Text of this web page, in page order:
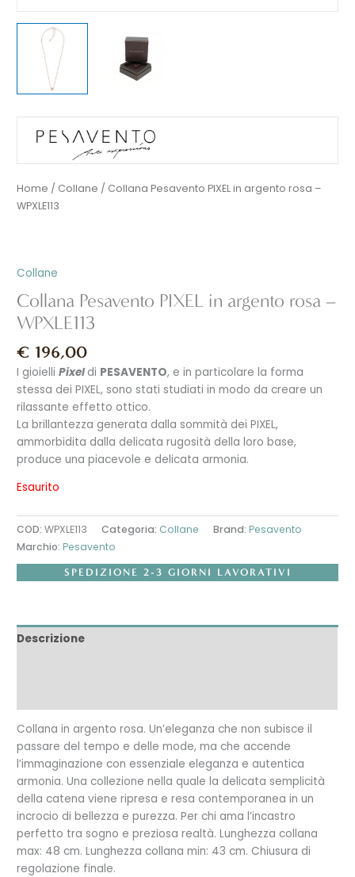
Home / Collane / Collana Pesavento PIXEL in argento rosa –
WPXLE113
Collane
Collana Pesavento PIXEL in argento rosa –
WPXLE113
€ 196,00
I gioielliPixeldi PESAVENTO, e in particolare la forma
stessa dei PIXEL, sono stati studiati in modo da creare un
rilassante effetto ottico.
La brillantezza generata dalla sommità dei PIXEL,
ammorbidita dalla delicata rugosità della loro base,
produce una piacevole e delicata armonia.
Esaurito
COD:WPXLE113 Categoria: Collane Brand:Pesavento
Marchio:Pesavento
SPEDIZIONE 2-3 GIORNI LAVORATIVI
Descrizione
Collana in argento rosa. Un’eleganza che non subisce il
passare del tempo e delle mode, ma che accende
l’immaginazione con essenziale eleganza e autentica
armonia. Una collezione nella quale la delicata semplicità
della catena viene ripresa e resa contemporanea in un
incrocio di bellezza e purezza. Per chi ama l’incastro
perfetto tra sogno e preziosa realtà. Lunghezza collana
max: 48 cm. Lunghezza collana min: 43 cm. Chiusura di
regolazione finale.